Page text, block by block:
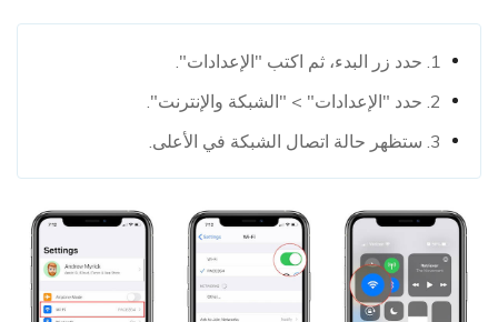
1. حدد زر البدء، ثم اكتب "الإعدادات".
2. حدد "الإعدادات" > "الشبكة والإنترنت".
3. ستظهر حالة اتصال الشبكة في الأعلى.